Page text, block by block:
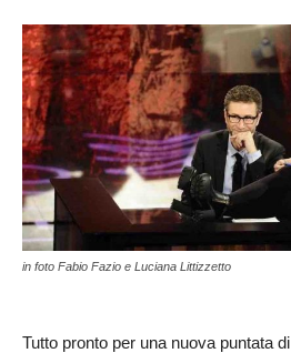
in foto Fabio Fazio e Luciana Littizzetto
Tutto pronto per una nuova puntata di